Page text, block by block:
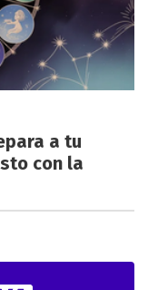
a tu
con la